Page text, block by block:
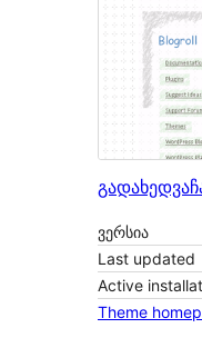
გადახედვა
ვერსია
Last updated
Active
Theme